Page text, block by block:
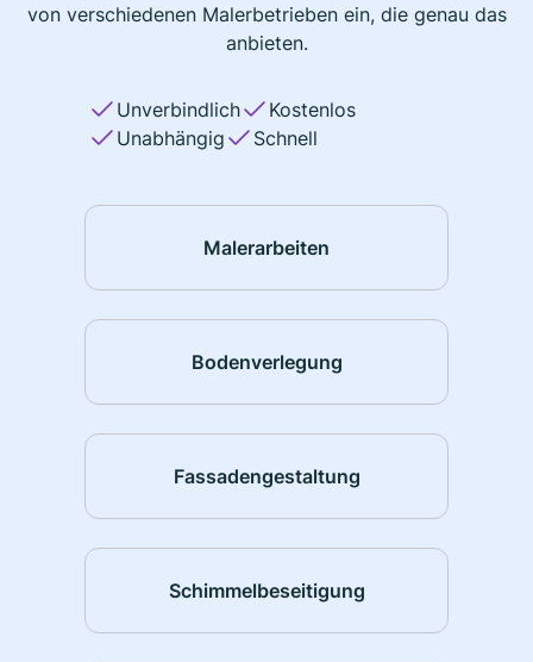
von verschiedenen Malerbetrieben ein, die genau das
anbieten.
Unverbindlich
Kostenlos
Unabhängig
Schnell
Malerarbeiten
Bodenverlegung
Fassadengestaltung
Schimmelbeseitigung